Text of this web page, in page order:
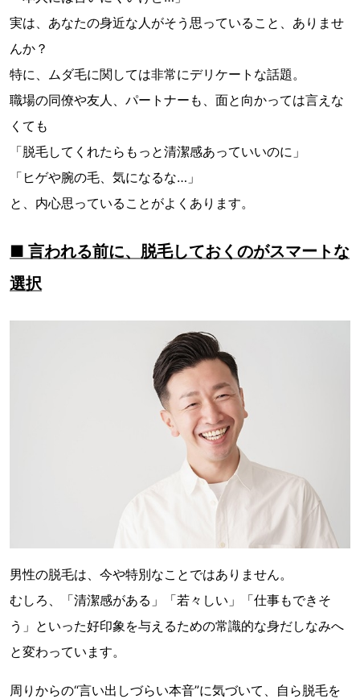
実は、あなたの身近な人がそう思っていること、ありませ
んか？
特に、ムダ毛に関しては非常にデリケートな話題。
職場の同僚や友人、パートナーも、面と向かっては言えな
くても
「脱毛してくれたらもっと清潔感あっていいのに」
「ヒゲや腕の毛、気になるな…」
と、内心思っていることがよくあります。
■ 言われる前に、脱毛しておくのがスマートな
選択
男性の脱毛は、今や特別なことではありません。
むしろ、「清潔感がある」「若々しい」「仕事もできそ
う」といった好印象を与えるための常識的な身だしなみへ
と変わっています。
周りからの“言い出しづらい本音”に気づいて、自ら脱毛を